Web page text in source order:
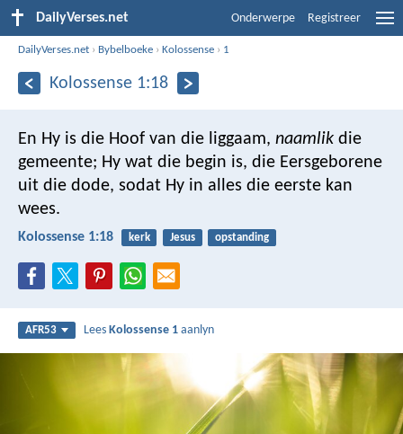
DailyVerses.net Onderwerpe Registreer
DailyVerses.net › Bybelboeke ›Kolossense › 1
Kolossense 1:18
En Hy is die Hoof van die liggaam, naamlik die
gemeente; Hy wat die begin is, die Eersgeborene
uit die dode, sodat Hy in alles die eerste kan
wees.
Kolossense 1:18 kerk Jesus opstanding
AFR53 LeesKolossense 1 aanlyn